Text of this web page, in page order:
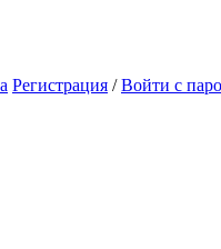
Регистрация /Войти с